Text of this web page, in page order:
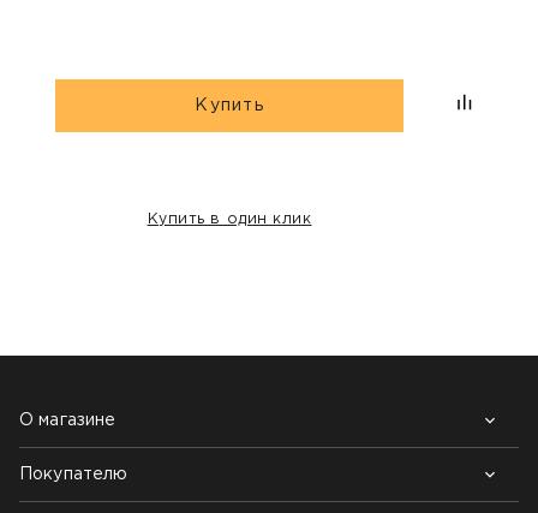
Купить
Купить в один клик
О магазине
Почему выбирают нас
Контакты
Покупателю